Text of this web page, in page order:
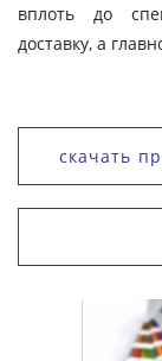
вплоть до
доставку, а
скачать